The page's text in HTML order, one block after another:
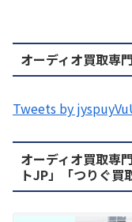
オーディオ買取専
Tweets by
オーディオ買取専
トJP」「つりぐ買